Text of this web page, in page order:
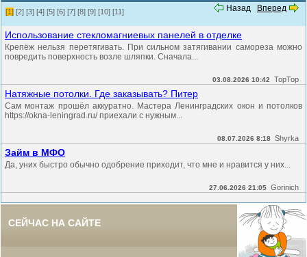
Назад Вперед
[1] [2] [3] [4] [5] [6] [7] [8] [9] [10] [11]
Использование стекломагниевых панелей в отделке
Крепёж нельзя перетягивать. При сильном затягивании самореза можно
повредить поверхность возле шляпки. Сначала...
03.08.2026 10:42 TopTop
Натяжные потолки. Где заказывать? Питер
Сам монтаж прошёл аккуратно. Мастера Ленинградских окон и потолков
https://okna-leningrad.ru/ приехали с нужным...
08.07.2026 8:18 Shyrka
Займ в МФО
Да, уних быстро обычно одобрение приходит, что мне и нравится у них...
27.06.2026 21:05 Gorinich
СЕЙЧАС НА САЙТЕ